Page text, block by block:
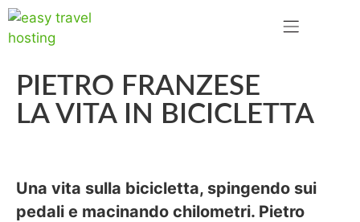
PIETRO FRANZESE
LA VITA IN BICICLETTA
Una vita sulla bicicletta, spingendo sui
pedali e macinando chilometri. Pietro